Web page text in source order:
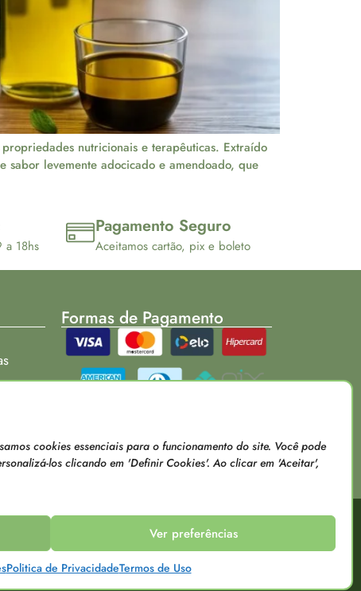
cookies essenciais para o funcionamento do site. Você pode
los clicando em 'Definir Cookies'. Ao clicar em 'Aceitar',
Ver preferências
Politica de PrivacidadeTermos de Uso
nutricionais e terapêuticas. Extraído
sabor levemente adocicado e amendoado, que
a 18hs
Pagamento Seguro
Aceitamos cartão, pix e boleto
Formas de Pagamento
pelo e-commerce podem ser diferentes das
dos nossos canais de atendimento.